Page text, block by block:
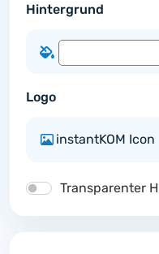
Hintergrund
Logo
Transparenter